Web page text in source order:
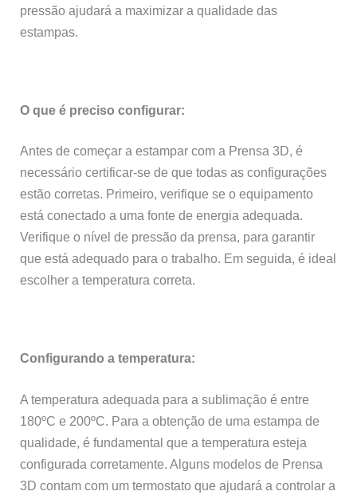
pressão ajudará a maximizar a qualidade das
estampas.
O que é preciso configurar:
Antes de começar a estampar com a Prensa 3D, é
necessário certificar-se de que todas as configurações
estão corretas. Primeiro, verifique se o equipamento
está conectado a uma fonte de energia adequada.
Verifique o nível de pressão da prensa, para garantir
que está adequado para o trabalho. Em seguida, é ideal
escolher a temperatura correta.
Configurando a temperatura:
A temperatura adequada para a sublimação é entre
180ºC e 200ºC. Para a obtenção de uma estampa de
qualidade, é fundamental que a temperatura esteja
configurada corretamente. Alguns modelos de Prensa
3D contam com um termostato que ajudará a controlar a